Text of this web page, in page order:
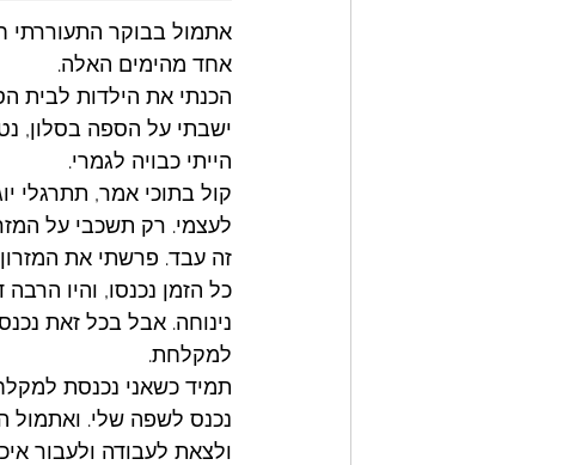
אתמול בבוקר התעוררתי
אחד מהימים האלה.
הכנתי את הילדות לבית
ישבתי על הספה בסלון,
הייתי כבויה לגמרי.
קול בתוכי אמר, תתרגלי
לעצמי. רק תשכבי על
זה עבד. פרשתי את
כל הזמן נכנסו, והיו
נינוחה. אבל בכל זאת
למקלחת.
תמיד כשאני נכנסת
נכנס לשפה שלי. ואתמול
ולצאת לעבודה ולעבור